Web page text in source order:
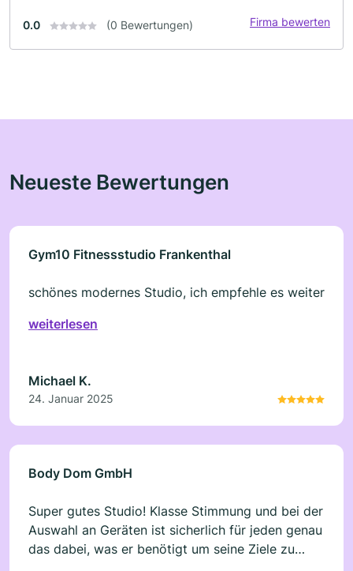
0.0 (0 Bewertungen) Firma bewerten
Neueste Bewertungen
Gym10 Fitnessstudio Frankenthal
schönes modernes Studio, ich empfehle es weiter
weiterlesen
Michael K.
24. Januar 2025
Body Dom GmbH
Super gutes Studio! Klasse Stimmung und bei der
Auswahl an Geräten ist sicherlich für jeden genau
das dabei, was er benötigt um seine Ziele zu